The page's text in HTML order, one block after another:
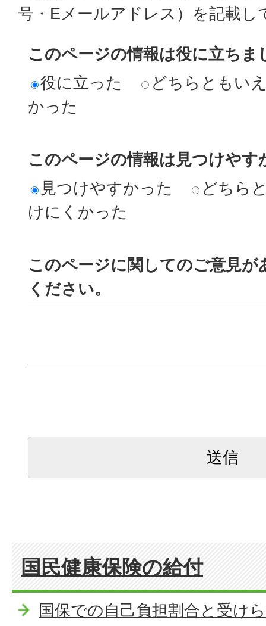
号・Eメールアドレス）を記載し
このページの情報は役に立ちま
役に立った
どちらともい
かった
このページの情報は見つけやす
見つけやすかった
どちら
けにくかった
このページに関してのご意見
ください。
国民健康保険の給付
国保での自己負担割合と受け